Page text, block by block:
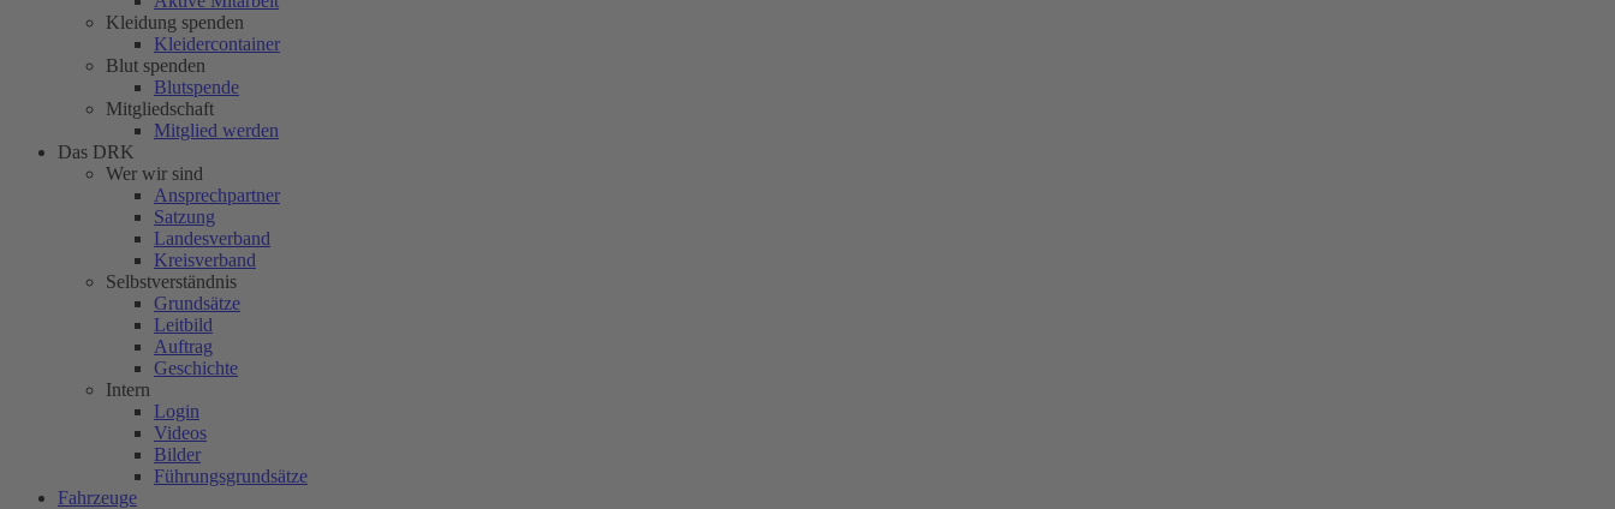
Kleidung spenden
Kleidercontainer
Blut spenden
Blutspende
Mitgliedschaft
Mitglied werden
Das DRK
Wer wir sind
Ansprechpartner
Satzung
Landesverband
Kreisverband
Selbstverständnis
Grundsätze
Leitbild
Auftrag
Geschichte
Intern
Login
Videos
Bilder
Führungsgrundsätze
Fahrzeuge